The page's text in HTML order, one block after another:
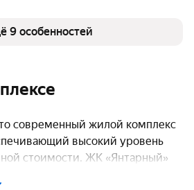
есть
9 особенностей
современный жилой комплекс
высокий уровень
стоимости. ЖК «Янтарный»